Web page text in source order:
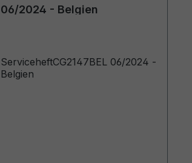
06/2024 - Belgien
ServiceheftCG2147BEL 06/2024 -
Belgien